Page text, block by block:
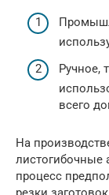
Ручное,
всего
На
листогибочные
процесс